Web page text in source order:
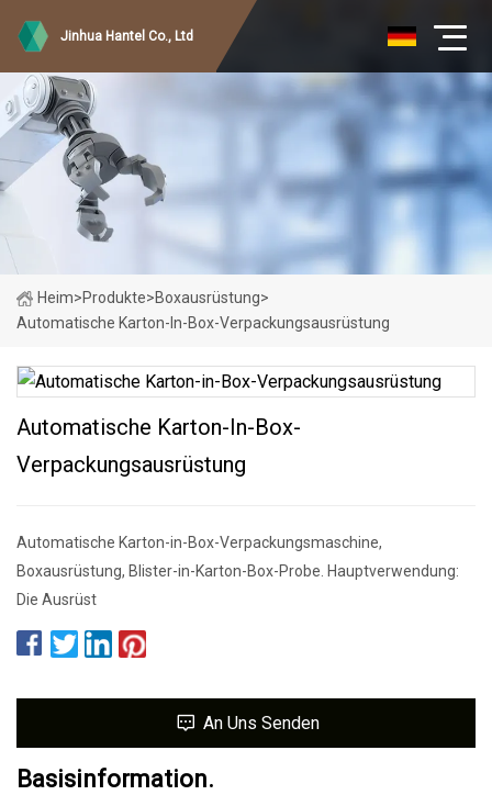
Jinhua Hantel Co., Ltd
Heim>Produkte>Boxausrüstung>
Automatische Karton-In-Box-Verpackungsausrüstung
Automatische Karton-In-Box-
Verpackungsausrüstung
Automatische Karton-in-Box-Verpackungsmaschine,
Boxausrüstung, Blister-in-Karton-Box-Probe. Hauptverwendung:
Die Ausrüst
An Uns Senden
Basisinformation.